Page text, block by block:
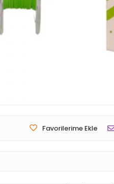
Favorilerime Ekle